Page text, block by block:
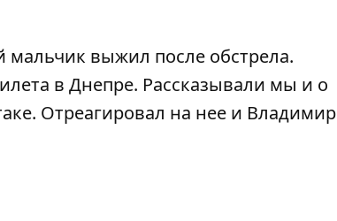
мальчик выжил после обстрела.
в Днепре. Рассказывали мы и о
. Отреагировал на нее и Владимир